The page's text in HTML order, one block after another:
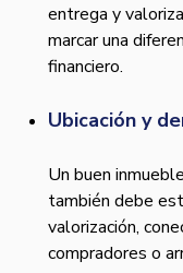
entrega y
marcar una
financiero.
Ubicación y
Un buen
también debe
valorización,
compradores o